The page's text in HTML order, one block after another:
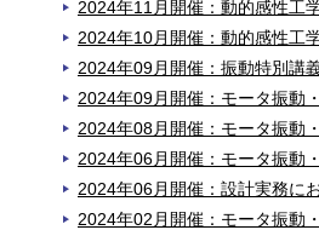
2024年11月開催：動的感性工
2024年10月開催：動的感性工
2024年09月開催：振動特別講
2024年09月開催：モータ振動
2024年08月開催：モータ振動
2024年06月開催：モータ振動
2024年06月開催：設計実務に
2024年02月開催：モータ振動